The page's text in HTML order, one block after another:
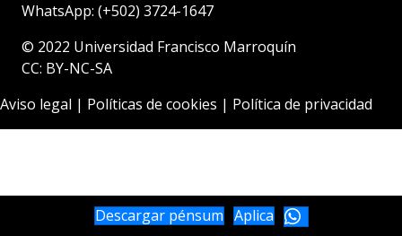
WhatsApp: (+502) 3724-1647
© 2022 Universidad Francisco Marroquín
CC: BY-NC-SA
Aviso legal | Políticas de cookies | Política de privacidad
Descargar pénsum Aplica